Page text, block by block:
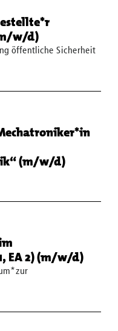
w/d)
öffentliche Sicherheit
(m/w/d)
EA 2) (m/w/d)